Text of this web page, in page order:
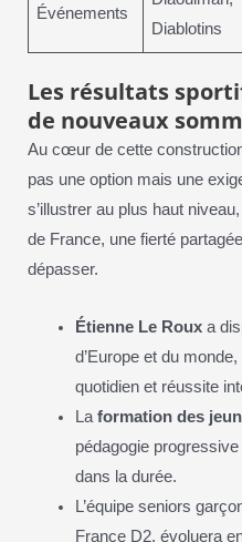
Événements
Diablotins
Les résultats
de nouveaux
Au cœur de cette
pas une option mais une
s’illustrer au plus haut
de France, une fierté
dépasser.
Étienne Le Roux a
d’Europe et du
quotidien et réussite
Laformation des
pédagogie
dans la durée.
L’équipe seniors
France D2, évoluera